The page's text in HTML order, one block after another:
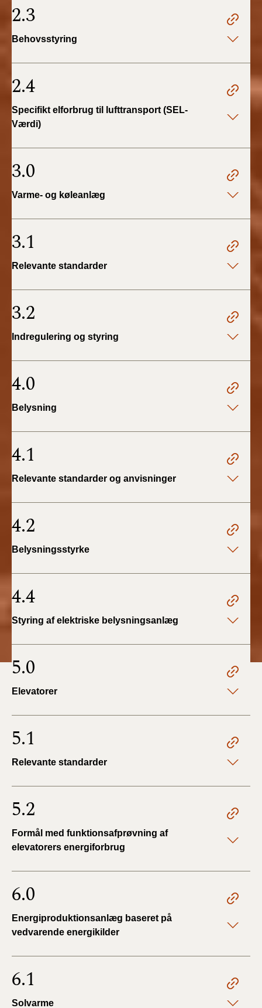
2.3
Behovsstyring
2.4
Specifikt elforbrug til lufttransport (SEL-
Værdi)
3.0
Varme- og køleanlæg
3.1
Relevante standarder
3.2
Indregulering og styring
4.0
Belysning
4.1
Relevante standarder og anvisninger
4.2
Belysningsstyrke
4.4
Styring af elektriske belysningsanlæg
5.0
Elevatorer
5.1
Relevante standarder
5.2
Formål med funktionsafprøvning af
elevatorers energiforbrug
6.0
Energiproduktionsanlæg baseret på
vedvarende energikilder
6.1
Solvarme